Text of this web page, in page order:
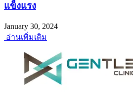
แข็งแรง
January 30, 2024
อ่านเพิ่มเติม